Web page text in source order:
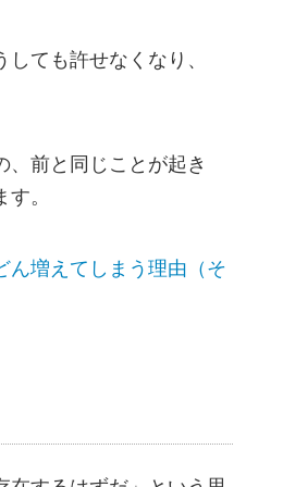
ても許せなくなり、
前と同じことが起き
。
ん増えてしまう理由（そ